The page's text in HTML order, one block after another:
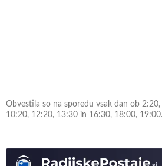
Obvestila so na sporedu vsak dan ob
10:20, 12:20, 13:30 in 16:30, 18:00, 19:00.